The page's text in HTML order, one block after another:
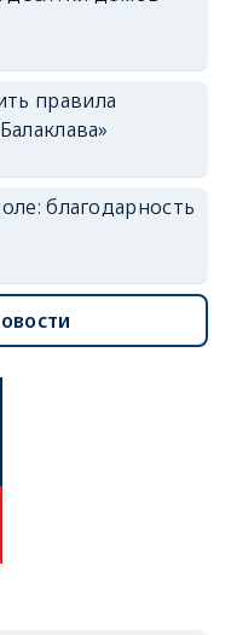
правила
благодарность